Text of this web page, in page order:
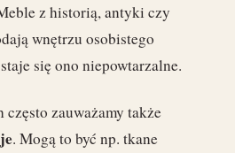
z historią, antyki czy
wnętrzu osobistego
się ono niepowtarzalne.
zauważamy także
. Mogą to być np. tkane